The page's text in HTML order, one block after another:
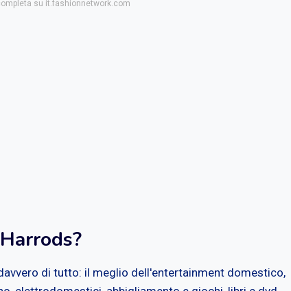
su it.fashionnetwork.com
di tutto: il meglio dell'entertainment domestico,